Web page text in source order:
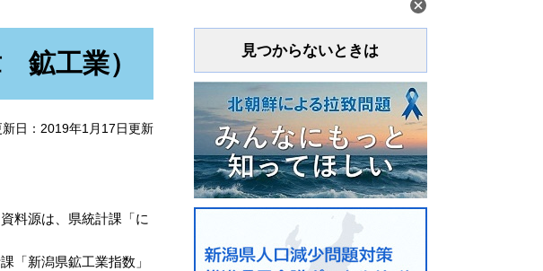
工業）
新日：2019年1月17日更新
料源は、県統計課「に
「新潟県鉱工業指数」
見つからないときは